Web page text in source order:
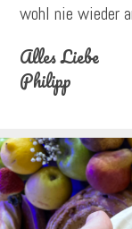
wohl nie wieder
Alles Liebe
Philipp